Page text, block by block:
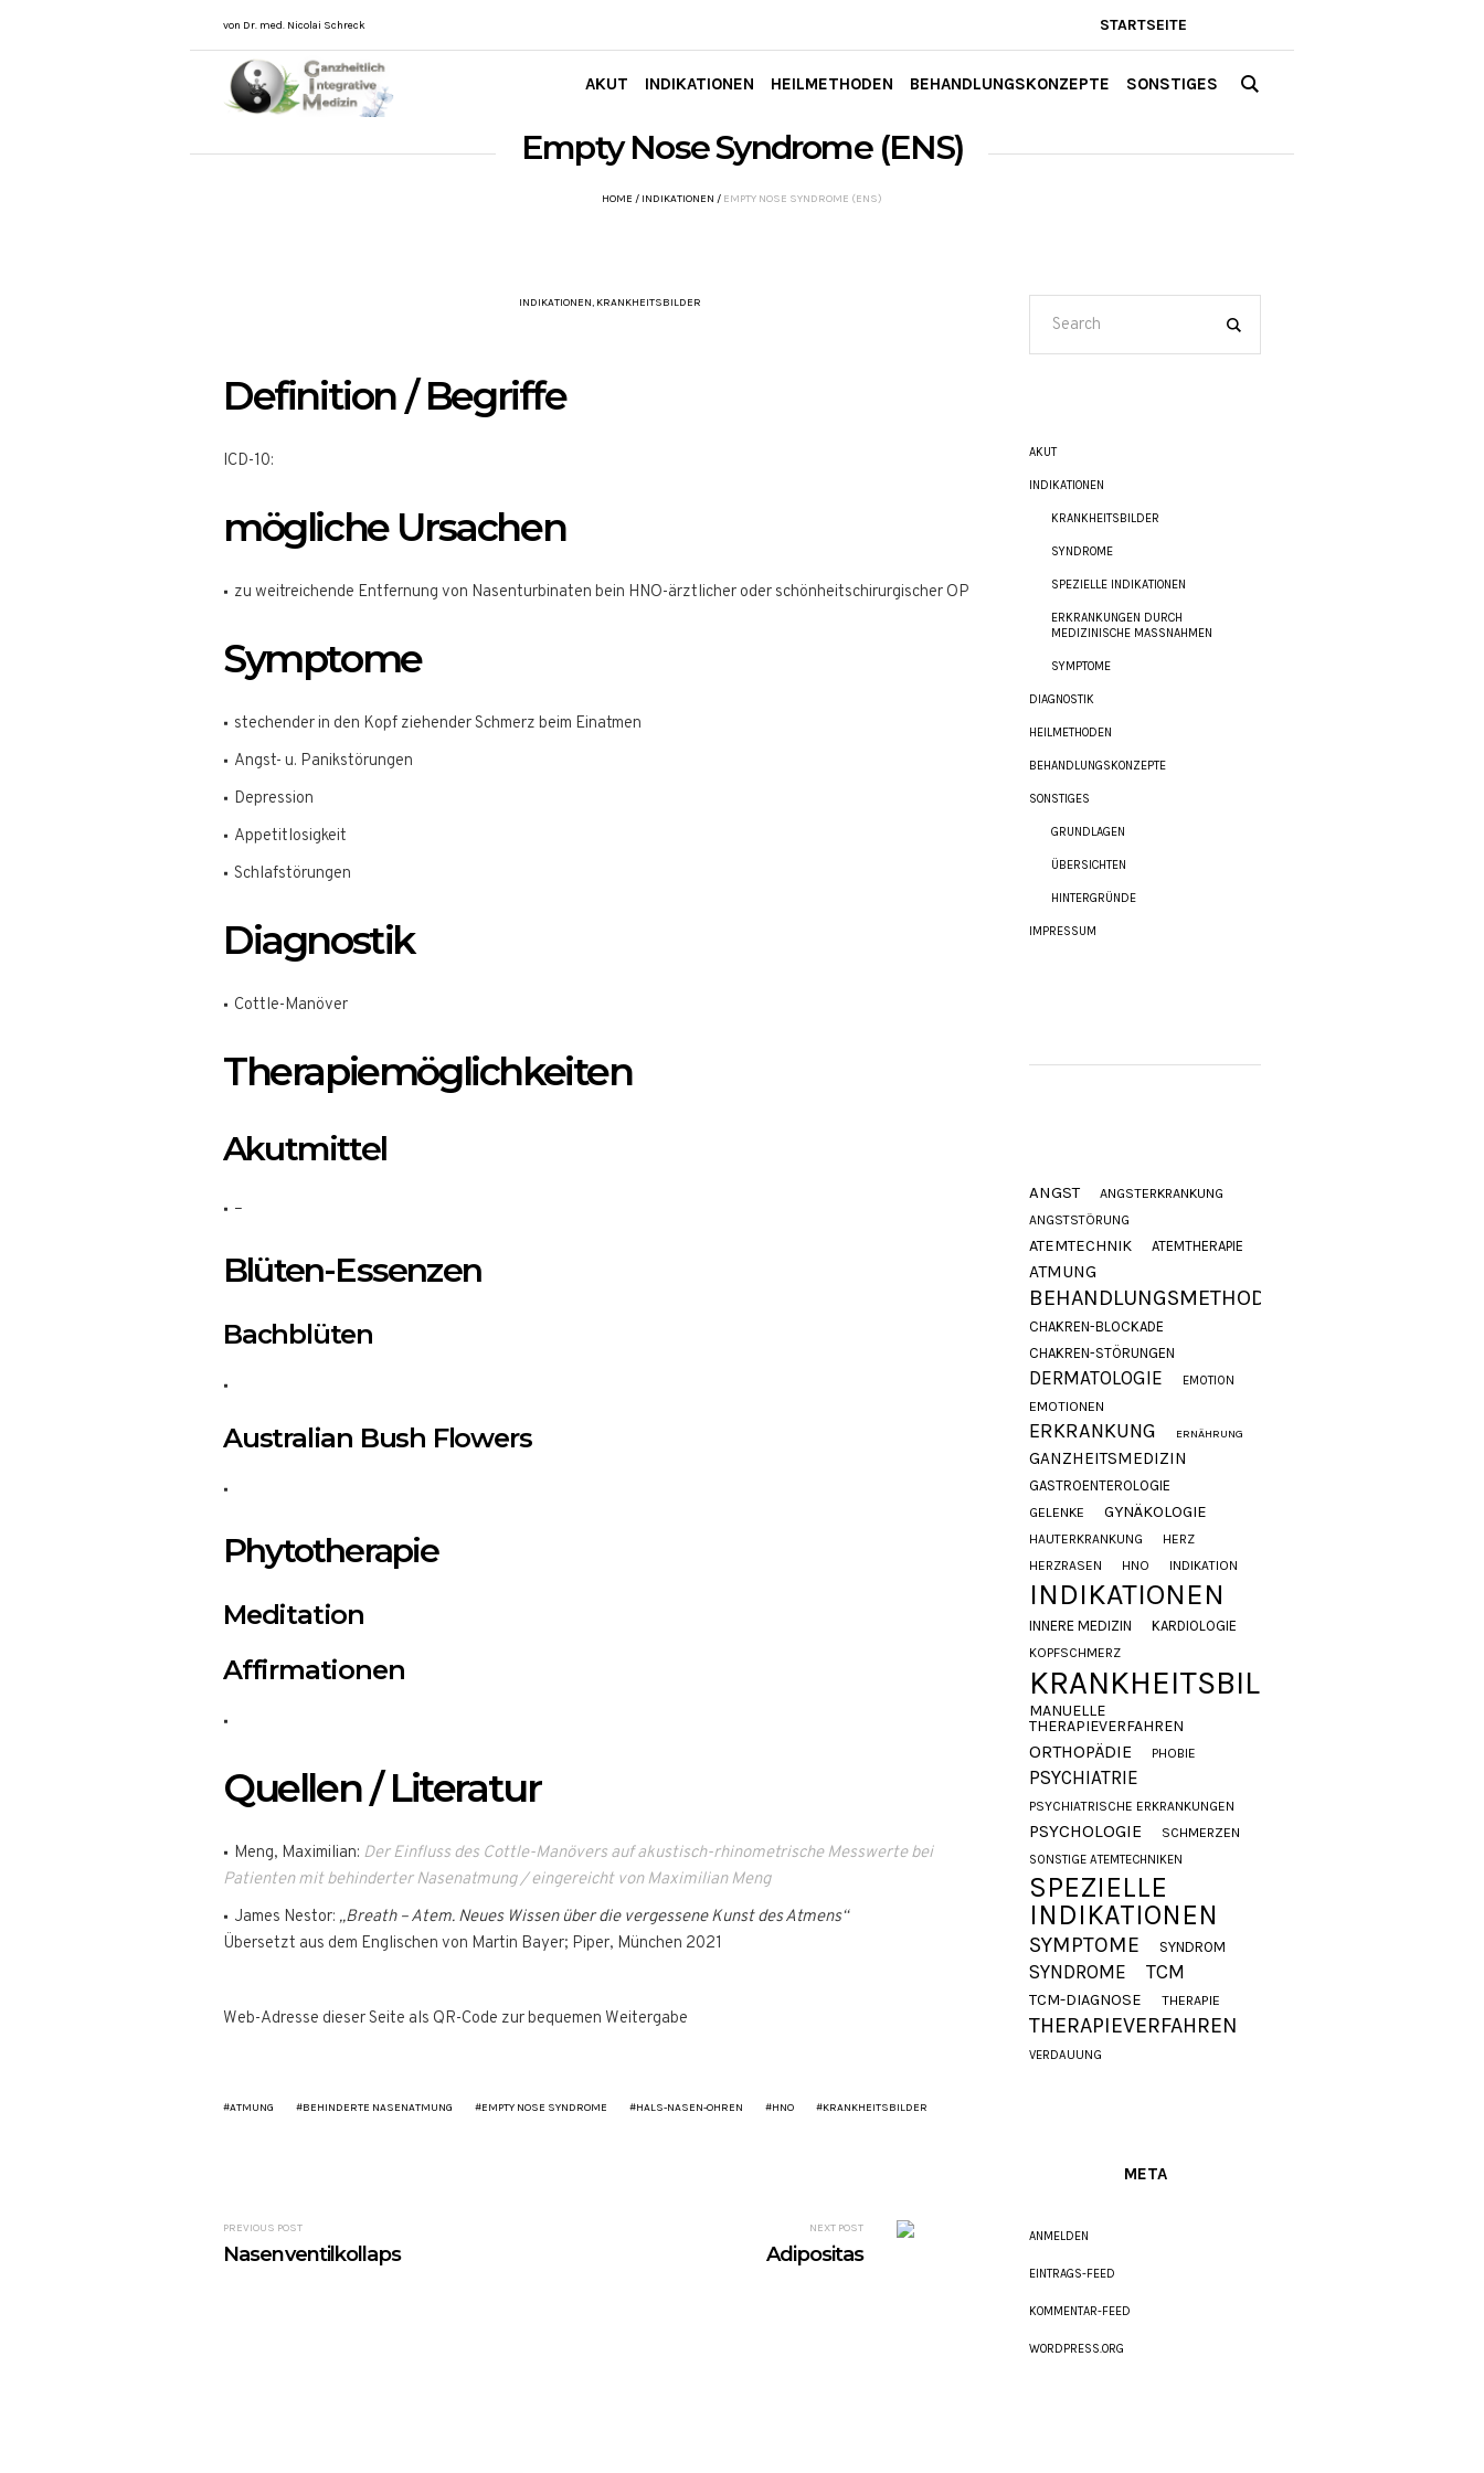
STARTSEITE
von Dr. med. Nicolai Schreck
AKUT INDIKATIONEN HEILMETHODEN BEHANDLUNGSKONZEPTE SONSTIGES
Empty Nose Syndrome (ENS)
HOME / INDIKATIONEN / EMPTY NOSE SYNDROME (ENS)
INDIKATIONEN, KRANKHEITSBILDER
Definition / Begriffe
ICD-10:
mögliche Ursachen
zu weitreichende Entfernung von Nasenturbinaten bein HNO-ärztlicher oder schönheitschirurgischer OP
Symptome
stechender in den Kopf ziehender Schmerz beim Einatmen
Angst- u. Panikstörungen
Depression
Appetitlosigkeit
Schlafstörungen
Diagnostik
Cottle-Manöver
Therapiemöglichkeiten
Akutmittel
–
Blüten-Essenzen
Bachblüten
Australian Bush Flowers
Phytotherapie
Meditation
Affirmationen
Quellen / Literatur
Meng, Maximilian: Der Einfluss des Cottle-Manövers auf akustisch-rhinometrische Messwerte bei
Patienten mit behinderter Nasenatmung / eingereicht von Maximilian Meng
James Nestor: „Breath – Atem. Neues Wissen über die vergessene Kunst des Atmens“
Übersetzt aus dem Englischen von Martin Bayer; Piper, München 2021
Web-Adresse dieser Seite als QR-Code zur bequemen Weitergabe
ATMUNG BEHINDERTE NASENATMUNG EMPTY NOSE SYNDROME HALS-NASEN-OHREN HNO KRANKHEITSBILDER
PREVIOUS POST
Nasenventilkollaps
NEXT POST
Adipositas
AKUT
INDIKATIONEN
KRANKHEITSBILDER
SYNDROME
SPEZIELLE INDIKATIONEN
ERKRANKUNGEN DURCH
MEDIZINISCHE MASSNAHMEN
SYMPTOME
DIAGNOSTIK
HEILMETHODEN
BEHANDLUNGSKONZEPTE
SONSTIGES
GRUNDLAGEN
ÜBERSICHTEN
HINTERGRÜNDE
IMPRESSUM
ANGST
ANGSTERKRANKUNG
ANGSTSTÖRUNG
ATEMTECHNIK ATEMTHERAPIE
ATMUNG
BEHANDLUNGSMETHODE
CHAKREN-BLOCKADE
CHAKREN-STÖRUNGEN
DERMATOLOGIE EMOTION
EMOTIONEN
ERKRANKUNG ERNÄHRUNG
GANZHEITSMEDIZIN
GASTROENTEROLOGIE
GELENKE GYNÄKOLOGIE
HAUTERKRANKUNG
HERZ
HERZRASEN
HNO INDIKATION
INDIKATIONEN
INNERE MEDIZIN KARDIOLOGIE
KOPFSCHMERZ
KRANKHEITSBILDER
MANUELLE
THERAPIEVERFAHREN
ORTHOPÄDIE PHOBIE
PSYCHIATRIE
PSYCHIATRISCHE ERKRANKUNGEN
PSYCHOLOGIE SCHMERZEN
SONSTIGE ATEMTECHNIKEN
SPEZIELLE
INDIKATIONEN
SYMPTOME SYNDROM
SYNDROME TCM
TCM-DIAGNOSE THERAPIE
THERAPIEVERFAHREN
VERDAUUNG
META
ANMELDEN
EINTRAGS-FEED
KOMMENTAR-FEED
WORDPRESS.ORG